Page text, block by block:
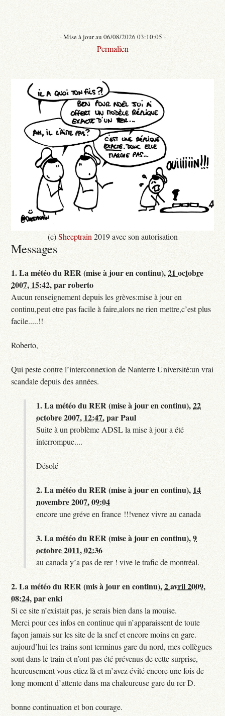
- Mise à jour au 06/08/2026 03:10:05 -
Permalien
(c)Sheeptrain 2019 avec son autorisation
Messages
1.La météo du RER (mise à jour en continu),21 octobre
2007, 15:42,parroberto
Aucun renseignement depuis les grèves:mise à jour en
continu,peut etre pas facile à faire,alors ne rien mettre,c’est plus
facile.....!!
Roberto,
Qui peste contre l’interconnexion de Nanterre Université:un vrai
scandale depuis des années.
1.La météo du RER (mise à jour en continu),22
octobre 2007, 12:47,parPaul
Suite à un problème ADSL la mise à jour a été
interrompue....
Désolé
2.La météo du RER (mise à jour en continu), 14
novembre 2007, 09:04
encore une gréve en france !!!venez vivre au canada
3.La météo du RER (mise à jour en continu),9
octobre 2011, 02:36
au canada y’a pas de rer ! vive le trafic de montréal.
2.La météo du RER (mis à jour en continu),2 avril 2009,
08:24,parenki
Si ce site n’existait pas, je serais bien dans la mouise.
Merci pour ces infos en continue qui n’apparaissent de toute
façon jamais sur les site de la sncf et encore moins en gare.
aujourd’hui les trains sont terminus gare du nord, mes collègues
sont dans le train et n’ont pas été prévenus de cette surprise,
heureusement vous etiez là et m’avez évité encore une fois de
long moment d’attente dans ma chaleureuse gare du rer D.
bonne continuation et bon courage.